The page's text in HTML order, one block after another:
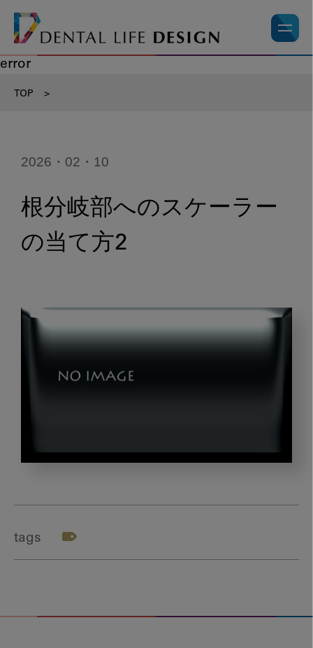
error
TOP >
2026・02・10
根分岐部へのスケーラー
の当て方2
岐
へ
の
ー
tags